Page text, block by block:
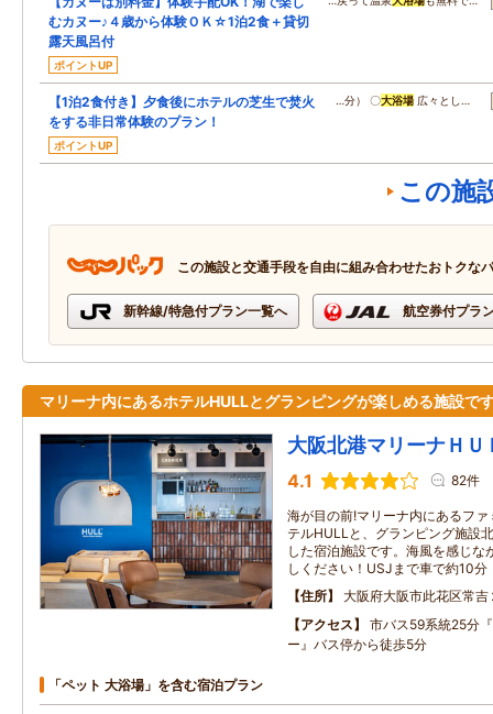
むカヌー♪４歳から体験ＯＫ☆1泊2食＋貸切
露天風呂付
ポイントUP
【1泊2食付き】夕食後にホテルの芝生で焚火
をする非日常体験のプラン！
ポイントUP
…分） 〇大浴場 広々とし…
この施
この施設と交通手段を自由に組み合わせたおトクな
新幹線/特急付プラン一覧へ 航空券付プラ
マリーナ内にあるホテルHULLとグランピングが楽しめる施設で
大阪北港マリーナＨＵ
4.1 82件
海が目の前!マリーナ内にあるフ
テルHULLと、グランピング施設
した宿泊施設です。海風を感じな
しください！USJまで車で約10分
住所
大阪府大阪市此花区常
アクセス
市バス59系統25分
ー』バス停から徒歩5分
「ペット 大浴場」を含む宿泊プラン